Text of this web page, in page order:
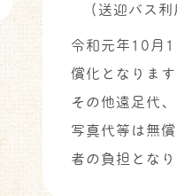
(送迎バス
令和元年10月
償化となります
その他遠足代
写真代等は無
者の負担となり